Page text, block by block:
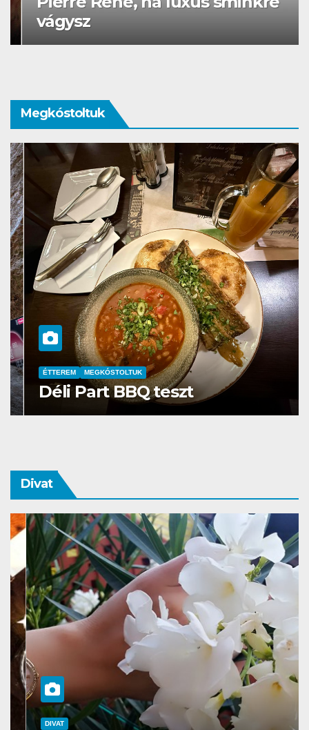
vágysz
Megkóstoltuk
ÉTTEREM MEGKÓSTOLTUK
Déli Part BBQ teszt
Divat
DIVAT